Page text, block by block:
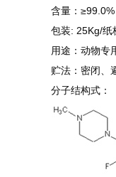
含量：≥99.0%
包装: 25Kg/纸
用途：动物专
贮法：密闭、
分子结构式：